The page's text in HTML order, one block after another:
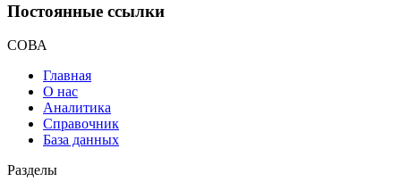
Постоянные ссылки
СОВА
Главная
О нас
Аналитика
Справочник
База данных
Разделы